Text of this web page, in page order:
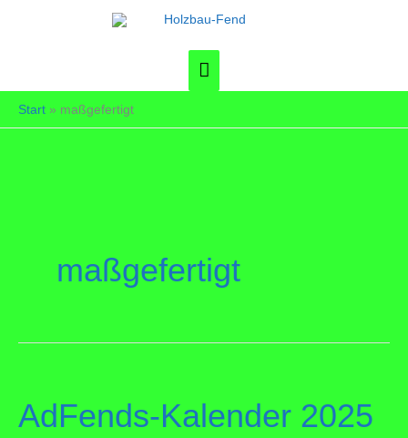
Hauptmenü
Start maßgefertigt
maßgefertigt
AdFends-Kalender 2025